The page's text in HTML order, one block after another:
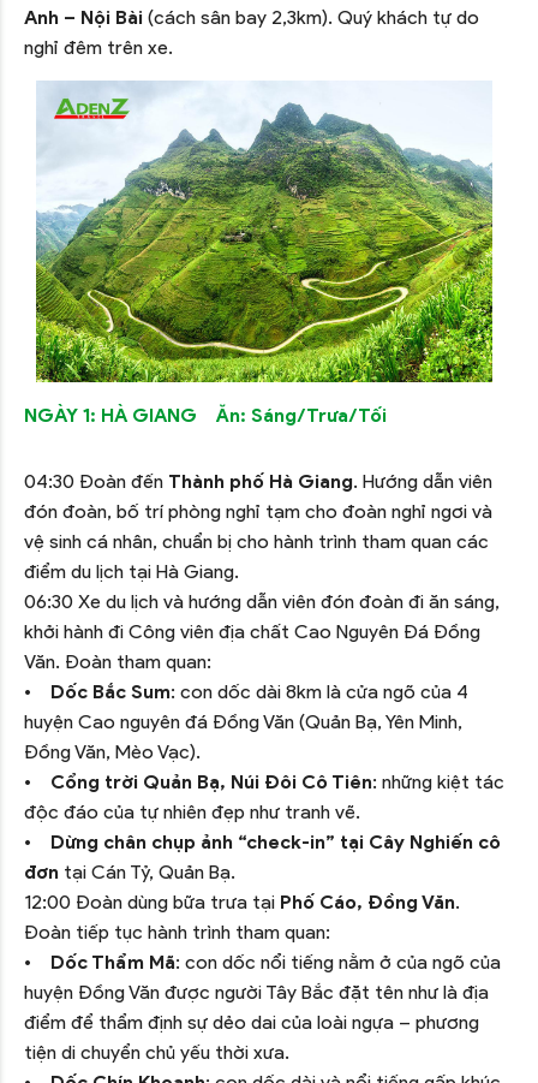
Anh – Nội Bài (cách sân bay 2,3km). Quý khách tự do
nghỉ đêm trên xe.
NGÀY 1: HÀ GIANG Ăn: Sáng/Trưa/Tối
04:30 Đoàn đến Thành phố Hà Giang. Hướng dẫn viên
đón đoàn, bố trí phòng nghỉ tạm cho đoàn nghỉ ngơi và
vệ sinh cá nhân, chuẩn bị cho hành trình tham quan các
điểm du lịch tại Hà Giang.
06:30 Xe du lịch và hướng dẫn viên đón đoàn đi ăn sáng,
khởi hành đi Công viên địa chất Cao Nguyên Đá Đồng
Văn. Đoàn tham quan:
• Dốc Bắc Sum: con dốc dài 8km là cửa ngõ của 4
huyện Cao nguyên đá Đồng Văn (Quản Bạ, Yên Minh,
Đồng Văn, Mèo Vạc).
• Cổng trời Quản Bạ, Núi Đôi Cô Tiên: những kiệt tác
độc đáo của tự nhiên đẹp như tranh vẽ.
• Dừng chân chụp ảnh “check-in” tại Cây Nghiến cô
đơn tại Cán Tỷ, Quản Bạ.
12:00 Đoàn dùng bữa trưa tại Phố Cáo, Đồng Văn.
Đoàn tiếp tục hành trình tham quan:
• Dốc Thẩm Mã: con dốc nổi tiếng nằm ở của ngõ của
huyện Đồng Văn được người Tây Bắc đặt tên như là địa
điểm để thẩm định sự dẻo dai của loài ngựa – phương
tiện di chuyển chủ yếu thời xưa.